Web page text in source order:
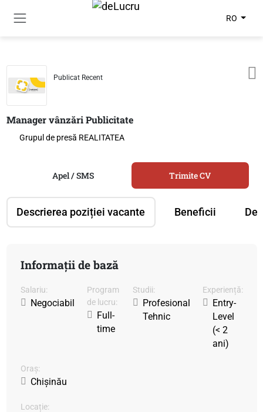
RO
Publicat Recent
Manager vânzări Publicitate
Grupul de presă REALITATEA
Descrierea poziției vacante Beneficii
Apel / SMS Trimite CV
Informații de bază
Salariu:
Negociabil
Program
de lucru:
Full-
time
Studii:
Profesional
Tehnic
Experiență:
Entry-
Level
(< 2
ani)
Oraș:
Chișinău
Locație: